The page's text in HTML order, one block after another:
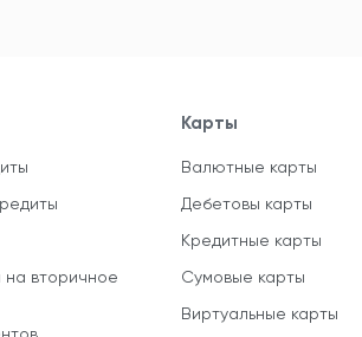
на вторичное
Карты
Валютные карты
Дебетовы карты
Кредитные карты
Сумовые карты
Виртуальные карты